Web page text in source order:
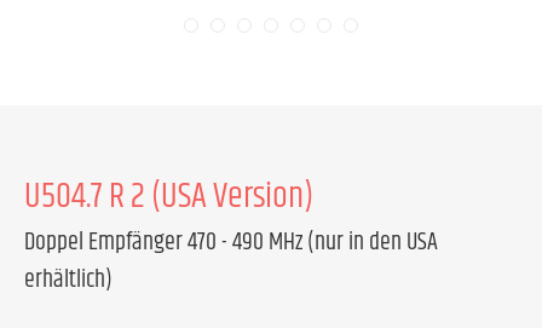
U504.7 R 2 (USA Version)
Doppel Empfänger 470 - 490 MHz (nur in den USA
erhältlich)